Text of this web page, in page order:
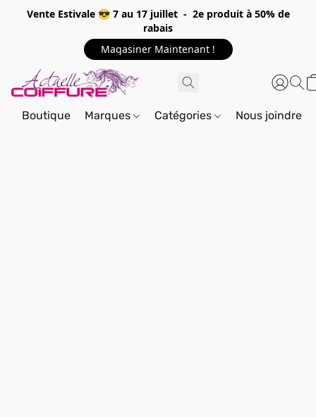
Vente Estivale 😎 7 au 17 juillet - 2e produit à 50% de
rabais
Magasiner Maintenant !
Boutique Marques Catégories Nous joindre